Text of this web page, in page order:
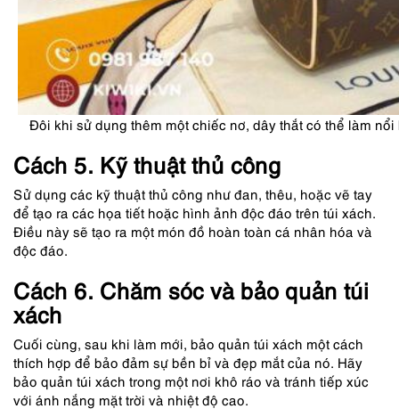
Đôi khi sử dụng thêm một chiếc nơ, dây thắt có thể làm
Cách 5. Kỹ thuật thủ công
Sử dụng các kỹ thuật thủ công như đan, thêu, hoặc vẽ tay
để tạo ra các họa tiết hoặc hình ảnh độc đáo trên túi xách.
Điều này sẽ tạo ra một món đồ hoàn toàn cá nhân hóa và
độc đáo.
Cách 6. Chăm sóc và bảo quản túi
xách
Cuối cùng, sau khi làm mới, bảo quản túi xách một cách
thích hợp để bảo đảm sự bền bỉ và đẹp mắt của nó. Hãy
bảo quản túi xách trong một nơi khô ráo và tránh tiếp xúc
với ánh nắng mặt trời và nhiệt độ cao.